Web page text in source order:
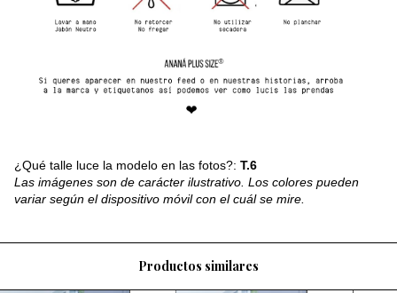
¿Qué talle luce la modelo en las fotos?: T.6
Las imágenes son de carácter ilustrativo. Los colores pueden
variar según el dispositivo móvil con el cuál se mire.
Productos similares